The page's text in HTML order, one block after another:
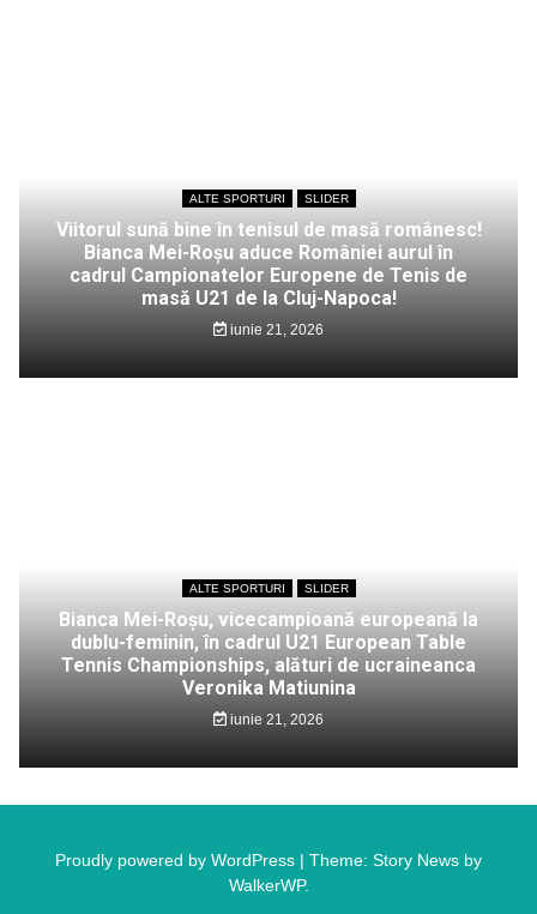
ALTE SPORTURI SLIDER
Viitorul sună bine în tenisul de masă românesc!
Bianca Mei-Roșu aduce României aurul în
cadrul Campionatelor Europene de Tenis de
masă U21 de la Cluj-Napoca!
iunie 21, 2026
ALTE SPORTURI SLIDER
Bianca Mei-Roșu, vicecampioană europeană la
dublu-feminin, în cadrul U21 European Table
Tennis Championships, alături de ucraineanca
Veronika Matiunina
iunie 21, 2026
Proudly powered by WordPress | Theme: Story News by
WalkerWP.